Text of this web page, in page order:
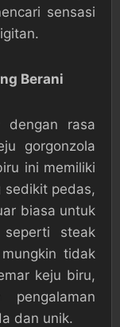
sensasi
Berani
dengan rasa
gorgonzola
ini memiliki
sedikit pedas,
biasa untuk
steak
tidak
keju biru,
pengalaman
dan unik.